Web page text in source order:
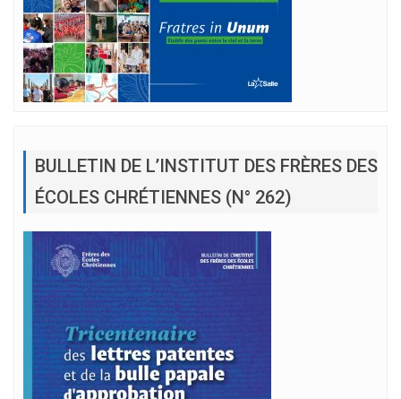
BULLETIN DE L’INSTITUT DES FRÈRES DES
ÉCOLES CHRÉTIENNES (N° 262)